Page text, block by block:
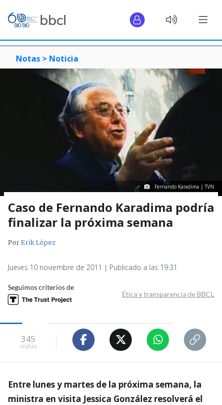
Notas > Noticia
Fernando Karadima | TVN
Caso de Fernando Karadima podría
finalizar la próxima semana
PorErik López
Jueves 10 noviembre de 2011 | Publicado a las 19:31
Seguimos criterios de
Ética y transparencia de BBCL
345
visitas
Entre lunes y martes de la próxima semana, la
ministra en visita Jessica González resolverá el